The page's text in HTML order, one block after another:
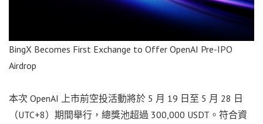
BingX Becomes First Exchange to Offer OpenAI Pre-IPO
Airdrop
本次 OpenAI 上市前空投活動將於 5 月 19 日至 5 月 28 日
（UTC+8）期間舉行，總獎池超過 300,000 USDT。符合資